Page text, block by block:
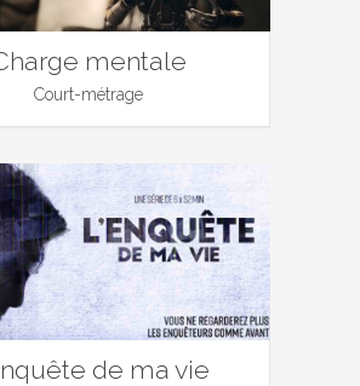
mentale
Court-métrage
de ma vie